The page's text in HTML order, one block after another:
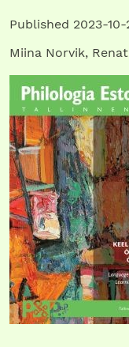
Published 2023-10-
Miina Norvik,